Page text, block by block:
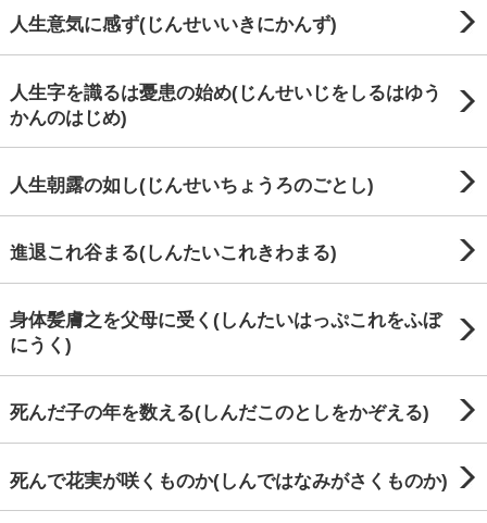
人生意気に感ず(じんせいいきにかんず)
人生字を識るは憂患の始め(じんせいじをしるはゆう
かんのはじめ)
人生朝露の如し(じんせいちょうろのごとし)
進退これ谷まる(しんたいこれきわまる)
身体髪膚之を父母に受く(しんたいはっぷこれをふぼ
にうく)
死んだ子の年を数える(しんだこのとしをかぞえる)
死んで花実が咲くものか(しんではなみがさくものか)